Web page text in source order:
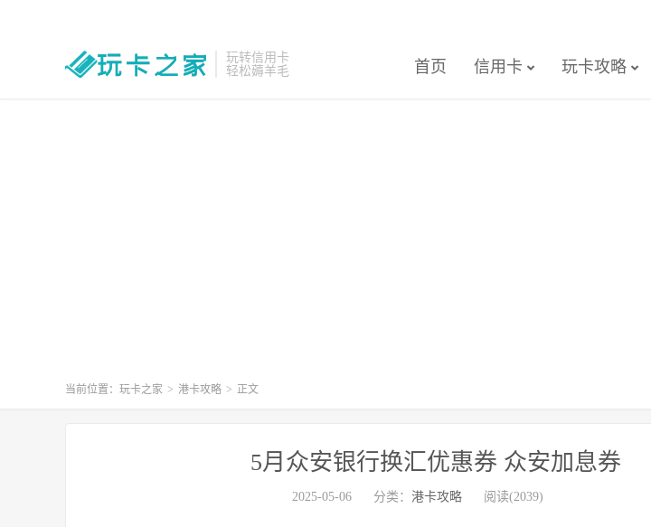
玩转信用卡
轻松薅羊毛
首页 信用卡 玩卡攻略
当前位置： 玩卡之家 > 港卡攻略 > 正文
5月众安银行换汇优惠券 众安加息券
2025-05-06 分类： 港卡攻略 阅读(2039)